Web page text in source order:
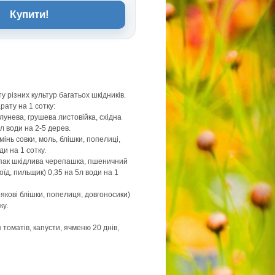
Купити!
різних культур багатьох шкідників.
на 1 сотку:
грушева листовійка, східна
води на 2-5 дерев.
совки, моль, блішки, попелиці,
на 1 сотку.
шкідлива черепашка, пшеничний
пильщик) 0,35 на 5л води на 1
блішки, попелиця, довгоносики)
томатів, капусти, ячменю 20 днів,